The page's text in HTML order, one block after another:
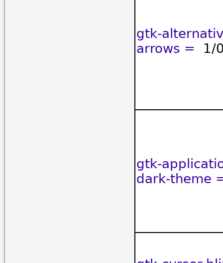
gtk-
arrows = 1/
gtk-
dark-theme